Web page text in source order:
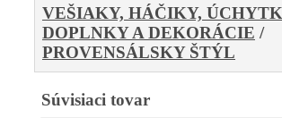
VEŠIAKY, HÁČIKY,
DOPLNKY A DEKORÁCIE /
PROVENSÁLSKY ŠTÝL
Súvisiaci tovar